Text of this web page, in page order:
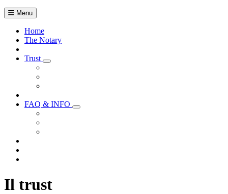
Menu
Home
The Notary
Trust
Visualizza menù di secondo livello
FAQ & INFO
Visualizza menù di secondo livello
Il trust